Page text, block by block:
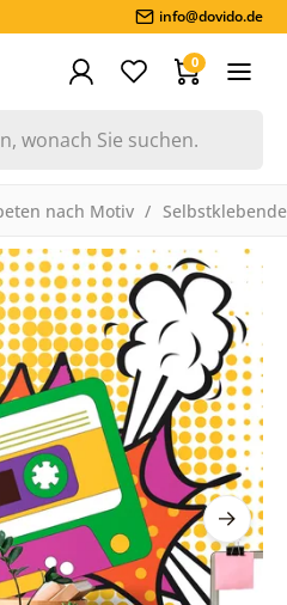
info@dovido.de
0
nach Motiv